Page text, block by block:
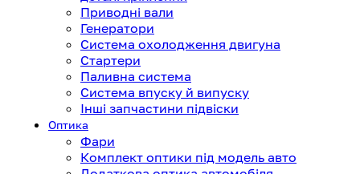
Приводні вали
Генератори
Система охолодження двигуна
Стартери
Паливна система
Система впуску й випуску
Інші запчастини підвіски
Оптика
Фари
Комплект оптики під модель авто